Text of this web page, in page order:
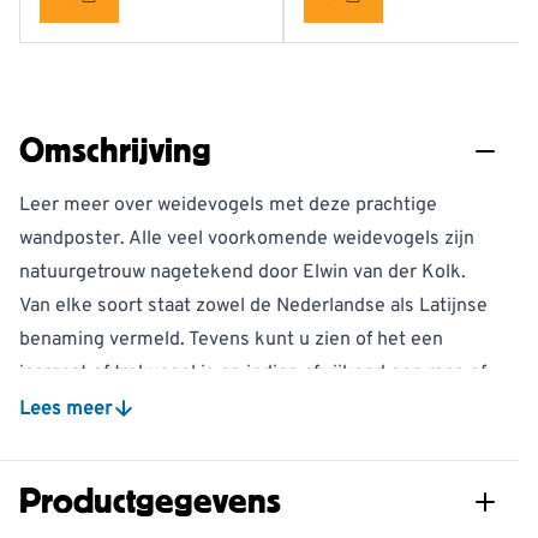
Omschrijving
Leer meer over weidevogels met deze prachtige
wandposter. Alle veel voorkomende weidevogels zijn
natuurgetrouw nagetekend door Elwin van der Kolk.
Van elke soort staat zowel de Nederlandse als Latijnse
benaming vermeld. Tevens kunt u zien of het een
jaargast of trekvogel is en indien afwijkend een man of
vrouw is. Bovendien staan de jonge vogels en de eieren
natuurschilder, werd al op jonge leeftijd gefascineerd
Lees meer
Productgegevens